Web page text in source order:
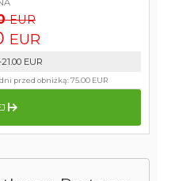
EUR
EUR
EUR
przed obniżką:75.00 EUR